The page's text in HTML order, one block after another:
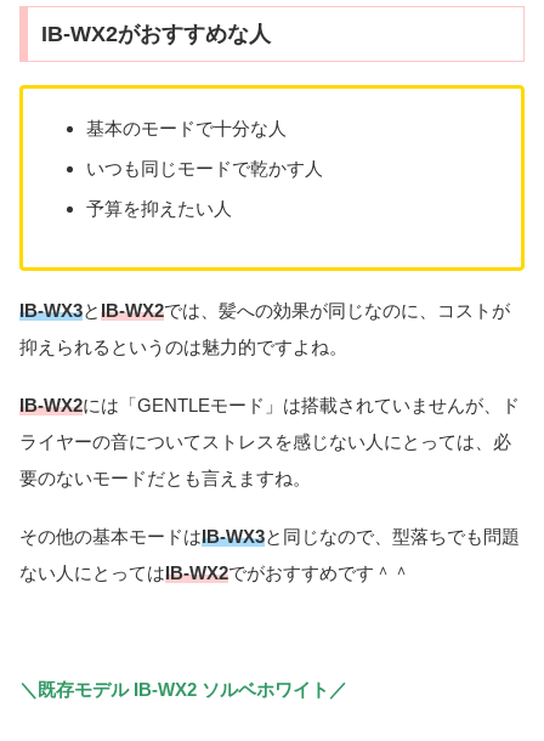
IB-WX2がおすすめな人
基本のモードで十分な人
いつも同じモードで乾かす人
予算を抑えたい人
IB-WX3とIB-WX2では、髪への効果が同じなのに、コストが
抑えられるというのは魅力的ですよね。
IB-WX2には「GENTLEモード」は搭載されていませんが、ド
ライヤーの音についてストレスを感じない人にとっては、必
要のないモードだとも言えますね。
その他の基本モードはIB-WX3と同じなので、型落ちでも問題
ない人にとってはIB-WX2でがおすすめです＾＾
＼既存モデル IB-WX2 ソルベホワイト／